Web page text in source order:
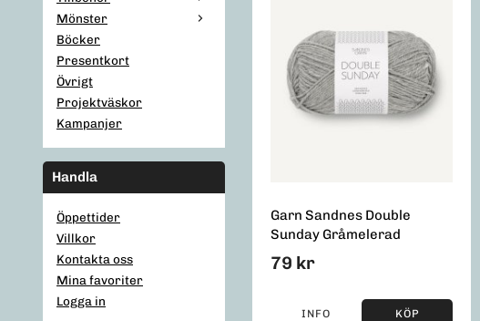
Mönster
Böcker
Presentkort
Övrigt
Projektväskor
Kampanjer
Handla
Öppettider
Villkor
Kontakta oss
Mina favoriter
Logga in
Garn Sandnes Double
Sunday Gråmelerad
79 kr
INFO KÖP